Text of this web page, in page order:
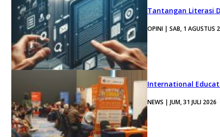
Tantangan Literasi
OPINI | SAB, 1 AGUSTUS
International
NEWS | JUM, 31 JULI 2026